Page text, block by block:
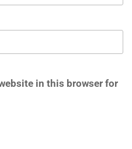
in this browser for